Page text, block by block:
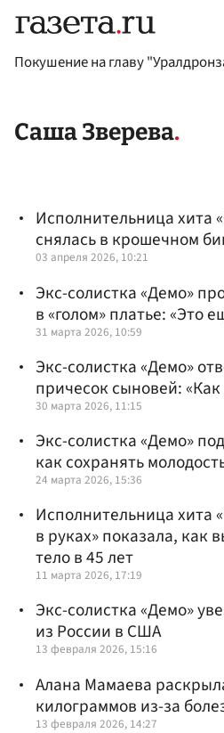
Покушение на главу
Саша Зверева
Исполнительница хита
снялась в крошечном
03 апреля 2026, 10:21
Экс-солистка «Демо»
в «голом» платье: «Это
31 марта 2026, 10:59
Экс-солистка «Демо»
причесок сыновей:
30 марта 2026, 11:15
Экс-солистка «Демо»
как сохранять
24 марта 2026, 15:36
Исполнительница хита
в руках» показала, как
тело в 45 лет
11 марта 2026, 17:19
Экс-солистка «Демо»
из России в США
13 февраля 2026, 15:16
Алана Мамаева
килограммов из-за
13 февраля 2026, 14:27